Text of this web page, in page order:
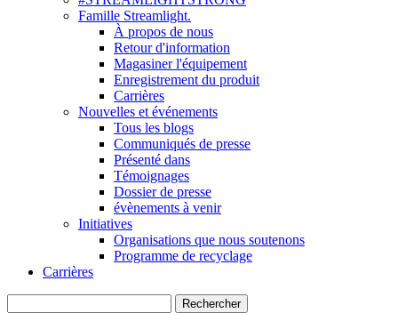
Famille Streamlight.
À propos de nous
Retour d'information
Magasiner l'équipement
Enregistrement du produit
Carrières
Nouvelles et événements
Tous les blogs
Communiqués de presse
Présenté dans
Témoignages
Dossier de presse
évènements à venir
Initiatives
Organisations que nous soutenons
Programme de recyclage
Carrières